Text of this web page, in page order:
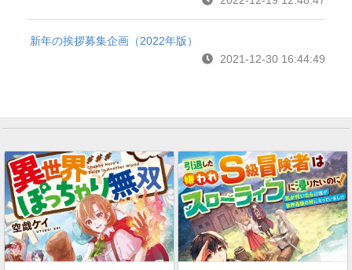
新年の挨拶募集企画（2022年版）
2021-12-30 16:44:49